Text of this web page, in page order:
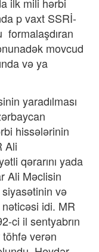
p vaxt SSRİ-
formalaşdıran
movcud
və ya
yaradılması
hissələrinin
Ali
qərarını yada
Ali Məclisin
və
idi. MR
ci il sentyabrın
verən